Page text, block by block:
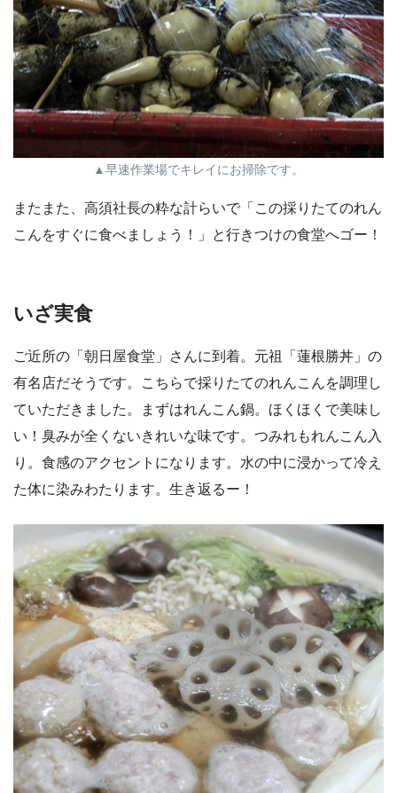
▲早速作業場でキレイにお掃除です。
またまた、高須社長の粋な計らいで「この採りたてのれん
こんをすぐに食べましょう！」と行きつけの食堂へゴー！
いざ実食
ご近所の「朝日屋食堂」さんに到着。元祖「蓮根勝丼」の
有名店だそうです。こちらで採りたてのれんこんを調理し
ていただきました。まずはれんこん鍋。ほくほくで美味し
い！臭みが全くないきれいな味です。つみれもれんこん入
り。食感のアクセントになります。水の中に浸かって冷え
た体に染みわたります。生き返るー！